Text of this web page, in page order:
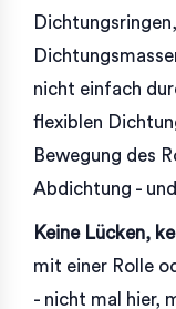
nicht einfach
flexiblen
Bewegung des
Abdichtung -
Keine Lücken,
mit einer Rolle
- nicht mal hier,